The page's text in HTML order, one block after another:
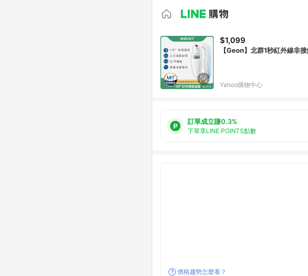
$1,099
【Geon】北群1秒紅外線非
Yahoo購物中心
訂單成立賺0.3%
下單享LINE POINTS點數
價格趨勢怎麼看？